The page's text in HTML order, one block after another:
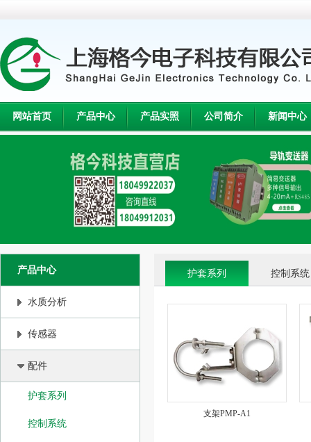
网站首页 产品中心 产品实照 公司简介 新闻中心
产品中心
水质分析
传感器
配件
护套系列
控制系统
护套系列 控制系统
支架PMP-A1